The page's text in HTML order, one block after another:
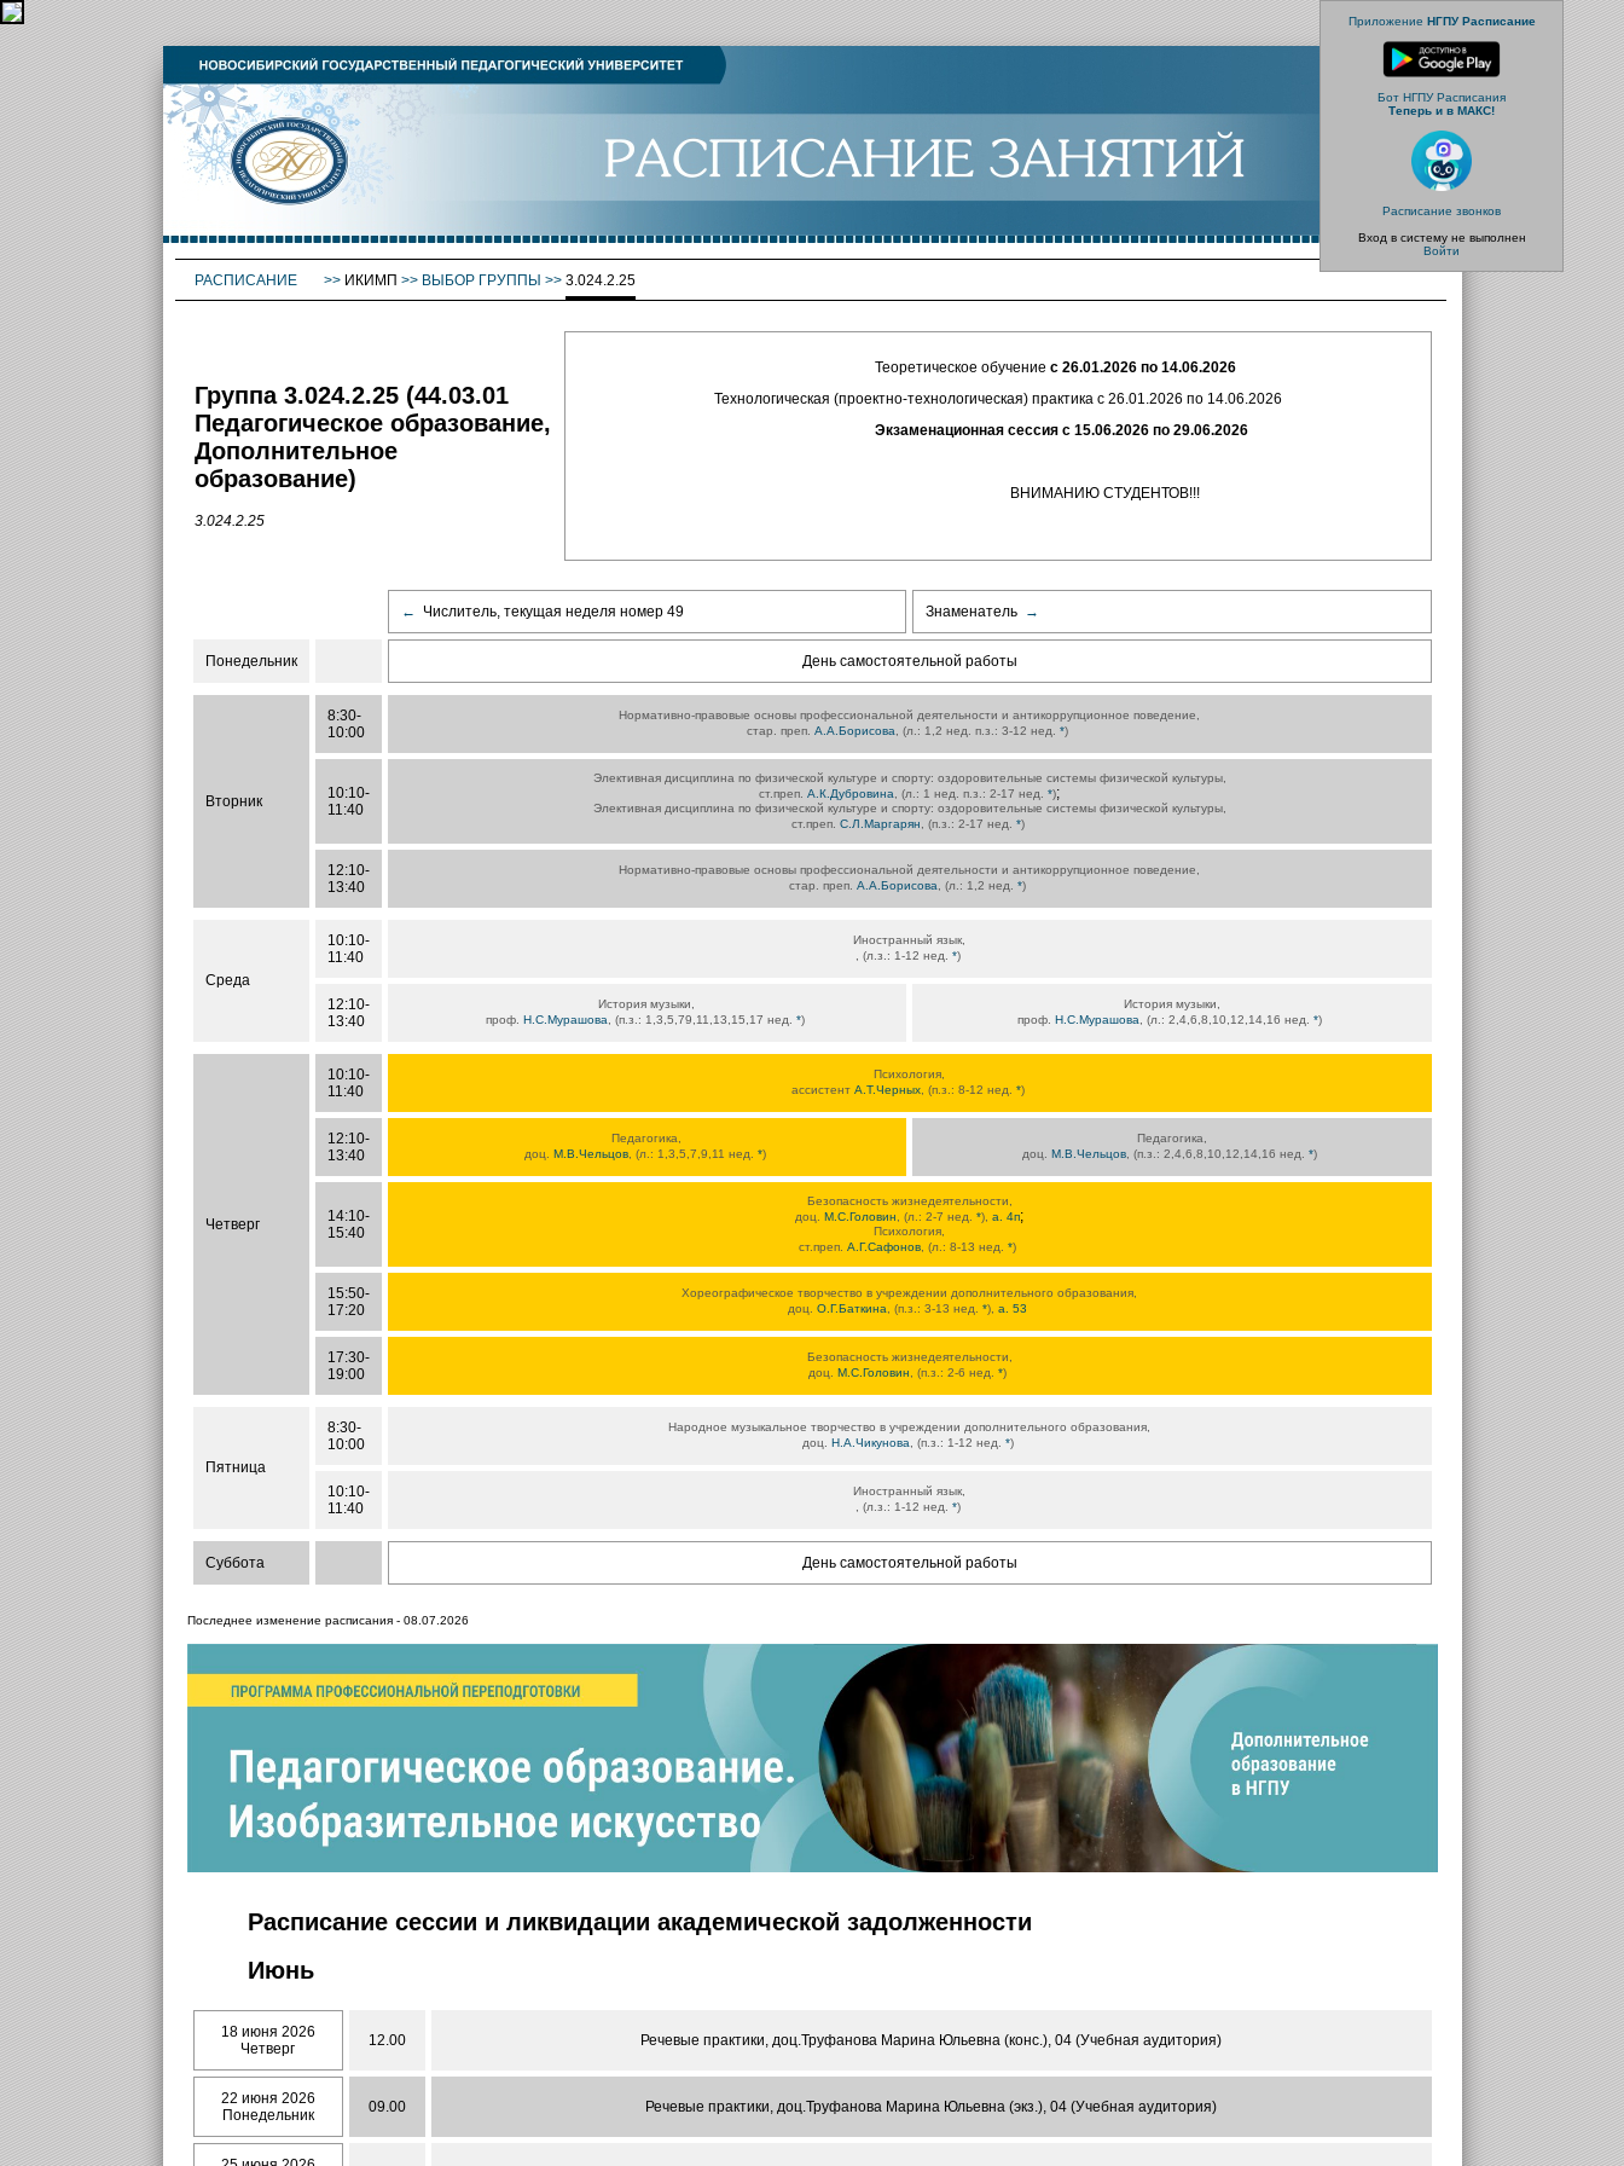
Приложение НГПУ Расписание
Бот НГПУ Расписания
Теперь и в МАКС!
Расписание звонков
Вход в систему не выполнен
Войти
РАСПИСАНИЕ >> ИКИМП >> ВЫБОР ГРУППЫ >> 3.024.2.25
Группа 3.024.2.25 (44.03.01
Педагогическое образование,
Дополнительное
образование)
3.024.2.25
Теоретическое обучение с 26.01.2026 по 14.06.2026
Технологическая (проектно-технологическая) практика с 26.01.2026 по 14.06.2026
Экзаменационная сессия с 15.06.2026 по 29.06.2026
ВНИМАНИЮ СТУДЕНТОВ!!!
← Числитель, текущая неделя номер 49 Знаменатель →
Понедельник День самостоятельной работы
Вторник
8:30-
10:00
Нормативно-правовые основы профессиональной деятельности и антикоррупционное поведение,
стар. преп. А.А.Борисова , (л.: 1,2 нед. п.з.: 3-12 нед. *)
10:10-
11:40
Элективная дисциплина по физической культуре и спорту: оздоровительные системы физической культуры,
ст.преп. А.К.Дубровина , (л.: 1 нед. п.з.: 2-17 нед. *);
Элективная дисциплина по физической культуре и спорту: оздоровительные системы физической культуры,
ст.преп. С.Л.Маргарян , (п.з.: 2-17 нед. *)
12:10-
13:40
Нормативно-правовые основы профессиональной деятельности и антикоррупционное поведение,
стар. преп. А.А.Борисова , (л.: 1,2 нед. *)
Среда
10:10-
11:40
Иностранный язык,
, (л.з.: 1-12 нед. *)
12:10-
13:40
История музыки,
проф. Н.С.Мурашова , (п.з.: 1,3,5,79,11,13,15,17 нед. *)
История музыки,
проф. Н.С.Мурашова , (л.: 2,4,6,8,10,12,14,16 нед. *)
Четверг
10:10-
11:40
Психология,
ассистент А.Т.Черных, (п.з.: 8-12 нед. *)
12:10-
13:40
Педагогика,
доц. М.В.Чельцов, (л.: 1,3,5,7,9,11 нед. *)
Педагогика,
доц. М.В.Чельцов , (п.з.: 2,4,6,8,10,12,14,16 нед. *)
14:10-
15:40
Безопасность жизнедеятельности,
доц. М.С.Головин , (л.: 2-7 нед. *), а. 4п;
Психология,
ст.преп. А.Г.Сафонов , (л.: 8-13 нед. *)
15:50-
17:20
Хореографическое творчество в учреждении дополнительного образования,
доц. О.Г.Баткина , (п.з.: 3-13 нед. *), а. 53
17:30-
19:00
Безопасность жизнедеятельности,
доц. М.С.Головин , (п.з.: 2-6 нед. *)
Пятница
8:30-
10:00
Народное музыкальное творчество в учреждении дополнительного образования,
доц. Н.А.Чикунова , (п.з.: 1-12 нед. *)
10:10-
11:40
Иностранный язык,
, (л.з.: 1-12 нед. *)
Суббота День самостоятельной работы
Последнее изменение расписания - 08.07.2026
Расписание сессии и ликвидации академической задолженности
Июнь
18 июня 2026
Четверг
12.00 Речевые практики, доц.Труфанова Марина Юльевна (конс.), 04 (Учебная аудитория)
22 июня 2026
Понедельник
09.00 Речевые практики, доц.Труфанова Марина Юльевна (экз.), 04 (Учебная аудитория)